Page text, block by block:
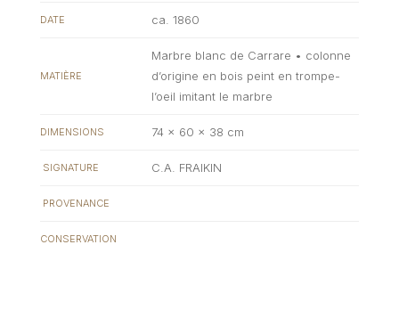
DATE ca. 1860
MATIÈRE
Marbre blanc de Carrare • colonne
d’origine en bois peint en trompe-
l’oeil imitant le marbre
DIMENSIONS 74 x 60 x 38 cm
SIGNATURE C.A. FRAIKIN
PROVENANCE
CONSERVATION